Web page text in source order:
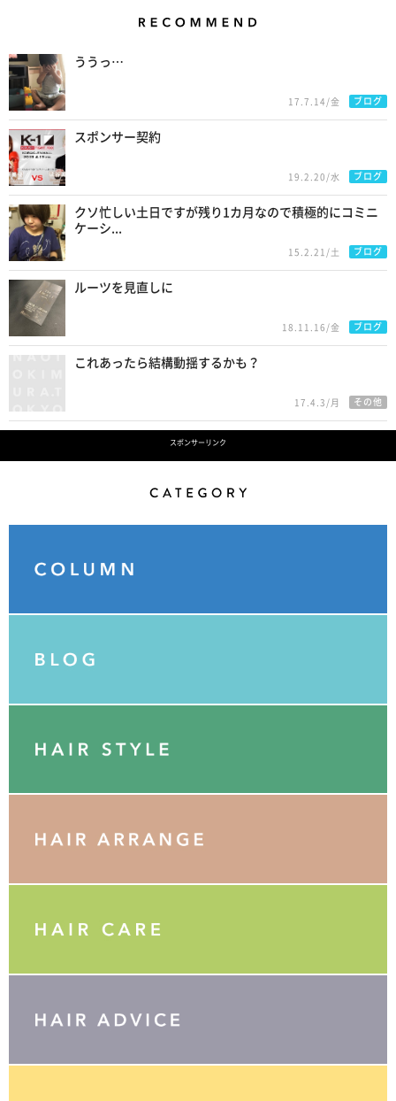
ううっ…
17.7.14/金 ブログ
スポンサー契約
19.2.20/水 ブログ
クソ忙しい土日ですが残り1カ月なので積極的にコミニ
ケーシ...
15.2.21/土 ブログ
ルーツを見直しに
18.11.16/金 ブログ
これあったら結構動揺するかも？
17.4.3/月 その他
スポンサーリンク